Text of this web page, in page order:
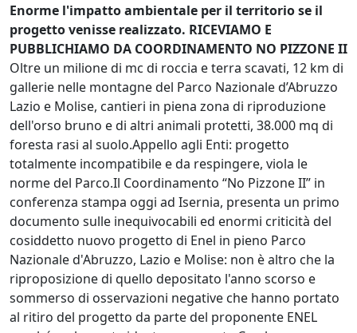
Enorme l'impatto ambientale per il territorio se il
progetto venisse realizzato. RICEVIAMO E
PUBBLICHIAMO DA COORDINAMENTO NO PIZZONE II
Oltre un milione di mc di roccia e terra scavati, 12 km di
gallerie nelle montagne del Parco Nazionale d’Abruzzo
Lazio e Molise, cantieri in piena zona di riproduzione
dell'orso bruno e di altri animali protetti, 38.000 mq di
foresta rasi al suolo.Appello agli Enti: progetto
totalmente incompatibile e da respingere, viola le
norme del Parco.Il Coordinamento “No Pizzone II” in
conferenza stampa oggi ad Isernia, presenta un primo
documento sulle inequivocabili ed enormi criticità del
cosiddetto nuovo progetto di Enel in pieno Parco
Nazionale d'Abruzzo, Lazio e Molise: non è altro che la
riproposizione di quello depositato l'anno scorso e
sommerso di osservazioni negative che hanno portato
al ritiro del progetto da parte del proponente ENEL